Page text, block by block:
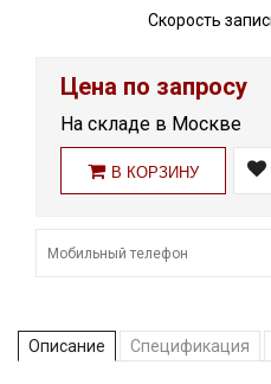
Скорость
Цена по запросу
На складе в Москве
В КОРЗИНУ
Описание Спецификация